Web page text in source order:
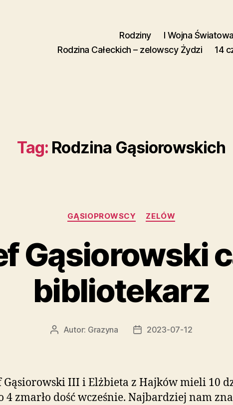
Rodziny I Wojna Światowa
Rodzina Całeckich – zelowscy Żydzi
14
Tag: Rodzina Gąsiorowskich
Kategorie
GĄSIOPROWSCY ZELÓW
Gąsiorowski
bibliotekarz
AutorAutor: Grazyna
Data2023-07-12
Gąsiorowski III i Elżbieta z Hajków mieli 10
4 zmarło dość wcześnie. Najbardziej nam